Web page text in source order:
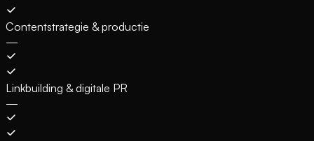
Contentstrategie & productie
—
Linkbuilding & digitale PR
—